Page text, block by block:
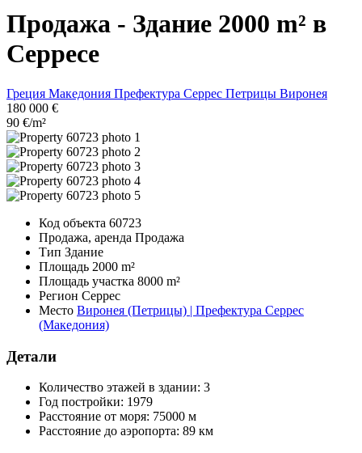
Продажа - Здание 2000 m² в
Серресе
Греция Македония Префектура Серрес Петрицы Виронея
180 000 €
90 €/m²
Код объекта 60723
Продажа, аренда Продажа
Тип Здание
Площадь 2000 m²
Площадь участка 8000 m²
Регион Серрес
Место Виронея (Петрицы) | Префектура Серрес
(Македония)
Детали
Количество этажей в здании: 3
Год постройки: 1979
Расстояние от моря: 75000 м
Расстояние до аэропорта: 89 км